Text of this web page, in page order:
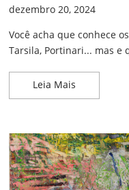
dezembro 20, 2024
Você acha que conhece
Tarsila, Portinari... mas e
Leia Mais